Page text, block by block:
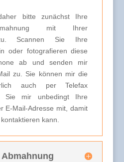
bitte zunächst Ihre
mit Ihrer
zu. Scannen Sie Ihre
oder fotografieren diese
ab und senden mir
zu. Sie können mir die
auch per Telefax
Sie mir unbedingt Ihre
E-Mail-Adresse mit, damit
kann.